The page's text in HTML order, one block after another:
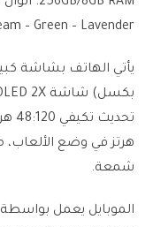
– Green – Lavender).
شمعة.